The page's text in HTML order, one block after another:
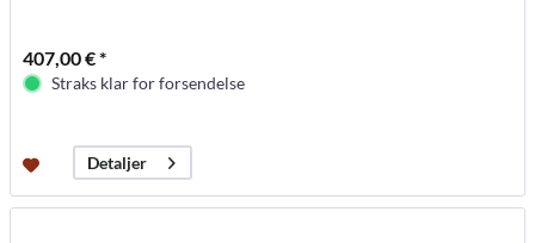
407,00 € *
Straks klar for forsendelse
Detaljer